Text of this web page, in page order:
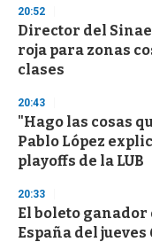
20:52
Director del
roja para zonas
clases
20:43
"Hago las cosas
Pablo López
playoffs de la LUB
20:33
El boleto
España del jueves